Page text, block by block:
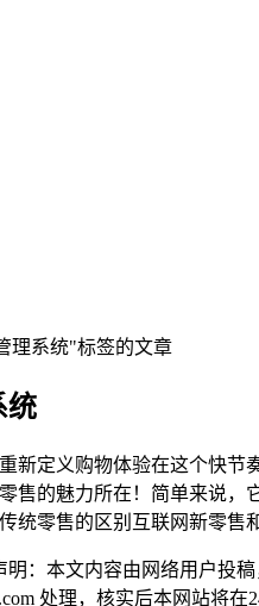
理系统"标签的文章
统
新定义购物体验在这个快节
售的魅力所在！简单来说，
统零售的区别互联网新零售
明：本文内容由网络用户投
处理，核实后本网站将在